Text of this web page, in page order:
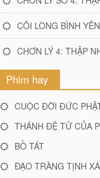
CÕI LÒNG BÌNH YÊN
CHƠN LÝ 4: THẬP
Phim hay
CUỘC ĐỜI ĐỨC
THÁNH ĐỆ TỬ CỦA
BỒ TÁT
ĐẠO TRÀNG TỊNH XÁ